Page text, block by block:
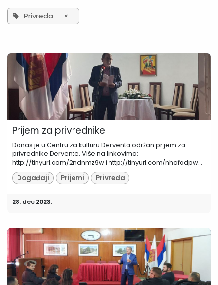
Privreda ×
Prijem za privrednike
Danas je u Centru za kulturu Derventa održan prijem za
privrednike Dervente. Više na linkovima:
http://tinyurl.com/2ndnmz9w i http://tinyurl.com/nhafadpw...
Događaji
Prijemi Privreda
28. dec 2023.